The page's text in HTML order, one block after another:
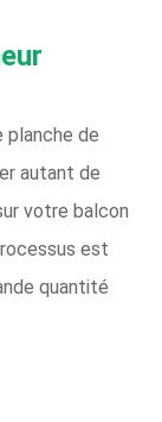
planche de
autant de
votre balcon
est
quantité